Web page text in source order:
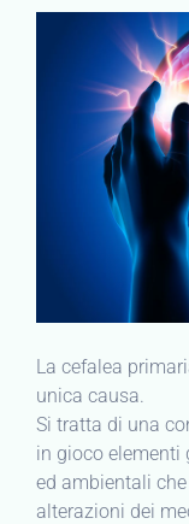
La cefalea
unica causa.
Si tratta di una
in gioco elementi
ed ambientali
alterazioni dei